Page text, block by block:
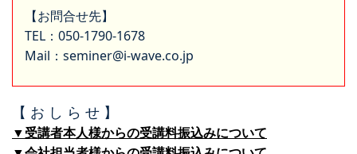
【お問合せ先】
TEL：050-1790-1678
Mail：seminer@i-wave.co.jp
【 お し ら せ 】
▼受講者本人様からの受講料振込みについて